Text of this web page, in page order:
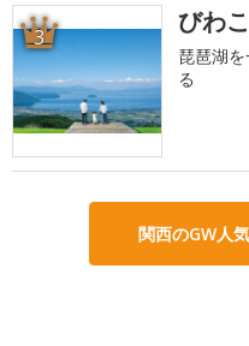
3 びわ
琵琶湖
る
関西のGW人